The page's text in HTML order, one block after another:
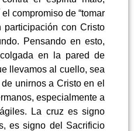
compromiso de “tomar
participación con Cristo
Pensando en esto,
en la pared de
llevamos al cuello, sea
unirnos a Cristo en el
especialmente a
La cruz es signo
es signo del Sacrificio